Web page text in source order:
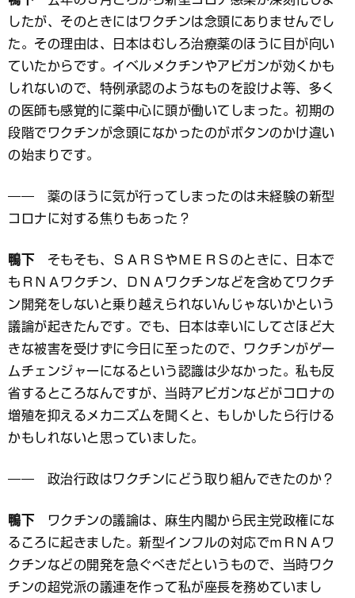
したが、そのときにはワクチンは念頭にありませんでし
た。その理由は、日本はむしろ治療薬のほうに目が向い
ていたからです。イベルメクチンやアビガンが効くかも
しれないので、特例承認のようなものを設けよ等、多く
の医師も感覚的に薬中心に頭が働いてしまった。初期の
段階でワクチンが念頭になかったのがボタンのかけ違い
の始まりです。
―― 薬のほうに気が行ってしまったのは未経験の新型
コロナに対する焦りもあった？
鴨下 そもそも、ＳＡＲＳやＭＥＲＳのときに、日本で
もＲＮＡワクチン、ＤＮＡワクチンなどを含めてワクチ
ン開発をしないと乗り越えられないんじゃないかという
議論が起きたんです。でも、日本は幸いにしてさほど大
きな被害を受けずに今日に至ったので、ワクチンがゲー
ムチェンジャーになるという認識は少なかった。私も反
省するところなんですが、当時アビガンなどがコロナの
増殖を抑えるメカニズムを聞くと、もしかしたら行ける
かもしれないと思っていました。
―― 政治行政はワクチンにどう取り組んできたのか？
鴨下 ワクチンの議論は、麻生内閣から民主党政権にな
るころに起きました。新型インフルの対応でｍＲＮＡワ
クチンなどの開発を急ぐべきだというもので、当時ワク
チンの超党派の議連を作って私が座長を務めていまし